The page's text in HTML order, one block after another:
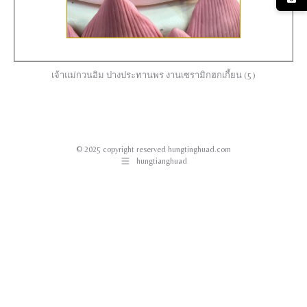
เจ้าแม่กวนอิม ปางประทานพร งานเซรามิกฮกเกี้ยน (5)
© 2025 copyright reserved hungtinghuad.com
hungtianghuad